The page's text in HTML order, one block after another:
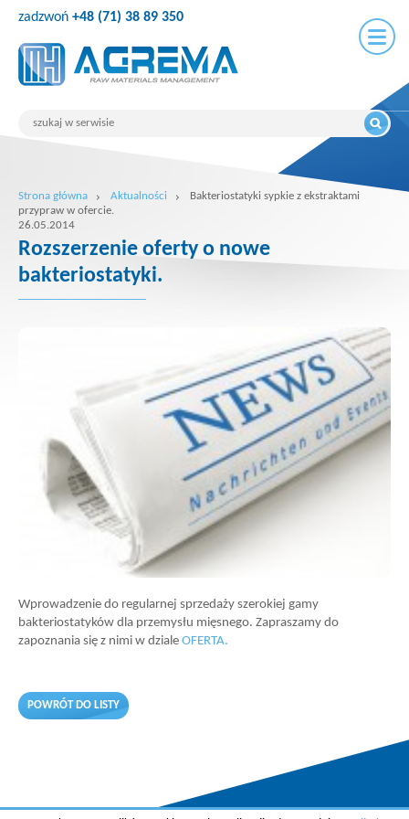
zadzwoń +48 (71) 38 89 350
Strona główna Aktualności
Bakteriostatyki sypkie z ekstraktami
przypraw w ofercie.
Rozszerzenie oferty o nowe
bakteriostatyki.
26.05.2014
Wprowadzenie do regularnej sprzedaży szerokiej gamy
bakteriostatyków dla przemysłu mięsnego. Zapraszamy do
zapoznania się z nimi w dziale OFERTA.
POWRÓT DO LISTY